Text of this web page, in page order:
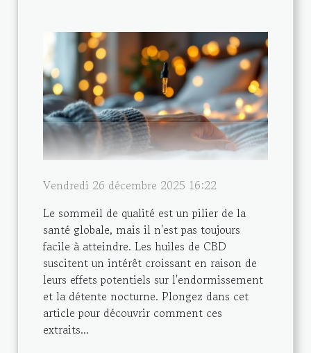
Vendredi 26 décembre 2025 16:22
Le sommeil de qualité est un pilier de la
santé globale, mais il n'est pas toujours
facile à atteindre. Les huiles de CBD
suscitent un intérêt croissant en raison de
leurs effets potentiels sur l'endormissement
et la détente nocturne. Plongez dans cet
article pour découvrir comment ces
extraits...